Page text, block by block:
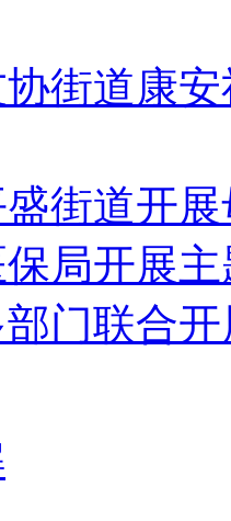
街道康
街道开
局开展
门联合